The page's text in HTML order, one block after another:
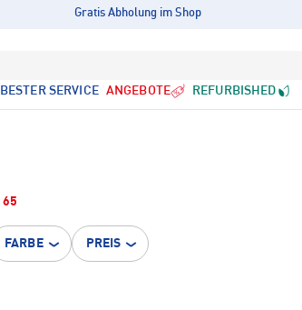
Gratis Abholung im Shop
BESTER SERVICE ANGEBOTE REFURBISHED
65
FARBE PREIS